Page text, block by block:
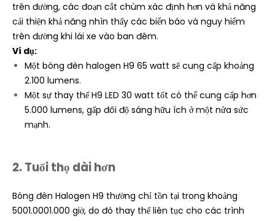
trên đường, các đoạn cắt chùm xác định hơn và khả năng
cải thiện khả năng nhìn thấy các biển báo và nguy hiểm
trên đường khi lái xe vào ban đêm.
Ví dụ:
Một bóng đèn halogen H9 65 watt sẽ cung cấp khoảng
2.100 lumens.
Một sự thay thế H9 LED 30 watt tốt có thể cung cấp hơn
5.000 lumens, gấp đôi độ sáng hữu ích ở một nửa sức
mạnh.
2. Tuổi thọ dài hơn
Bóng đèn Halogen H9 thường chỉ tồn tại trong khoảng
5001.0001.000 giờ, do đó thay thế liên tục cho các trình